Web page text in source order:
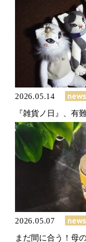
2026.05.14 news
『雑貨ノ日』、有
2026.05.07 news
まだ間に合う！母